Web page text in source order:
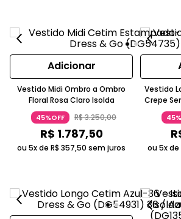
Adicionar
Vestido Midi Ombro a Ombro
Floral Rosa Claro Isolda
45%OFF R$3.250,00
R$ 1.787,50
ou 5x de R$ 357,50 sem juros
Vestido
Crepe
ou 5x de